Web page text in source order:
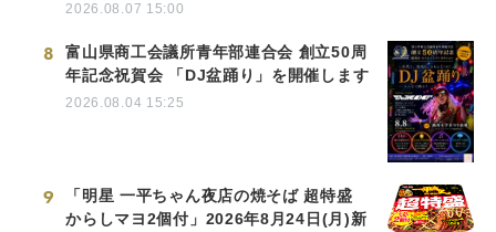
2026.08.07 15:00
8
富山県商工会議所青年部連合会 創立50周
年記念祝賀会 「DJ盆踊り」を開催します
2026.08.04 15:25
9
「明星 一平ちゃん夜店の焼そば 超特盛
からしマヨ2個付」2026年8月24日(月)新